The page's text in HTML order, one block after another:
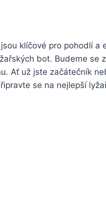
klíčové pro pohodlí a
bot. Budeme se
Ať už jste začátečník
se na nejlepší